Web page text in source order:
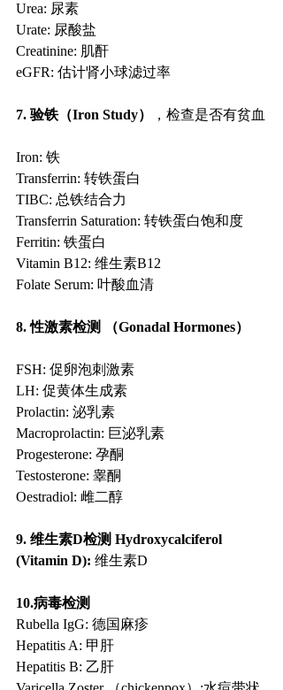
Urea: 尿素
Urate: 尿酸盐
Creatinine: 肌酐
eGFR: 估计肾小球滤过率
7. 验铁（Iron Study） ，检查是否有贫血
Iron: 铁
Transferrin: 转铁蛋白
TIBC: 总铁结合力
Transferrin Saturation: 转铁蛋白饱和度
Ferritin: 铁蛋白
Vitamin B12: 维生素B12
Folate Serum: 叶酸血清
8. 性激素检测 （Gonadal Hormones）
FSH: 促卵泡刺激素
LH: 促黄体生成素
Prolactin: 泌乳素
Macroprolactin: 巨泌乳素
Progesterone: 孕酮
Testosterone: 睾酮
Oestradiol: 雌二醇
9. 维生素D检测 Hydroxycalciferol
(Vitamin D): 维生素D
10.病毒检测
Rubella IgG: 德国麻疹
Hepatitis A: 甲肝
Hepatitis B: 乙肝